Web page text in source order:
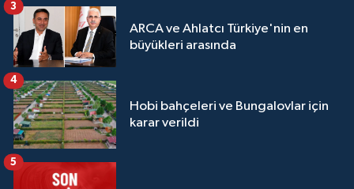
ARCA ve Ahlatcı Türkiye'nin en
büyükleri arasında
3
Hobi bahçeleri ve Bungalovlar için
karar verildi
4
5